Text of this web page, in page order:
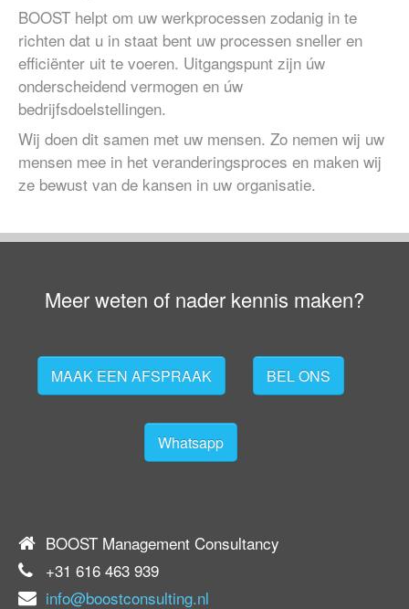
BOOST helpt om uw werkprocessen zodanig in te
richten dat u in staat bent uw processen sneller en
efficiënter uit te voeren. Uitgangspunt zijn úw
onderscheidend vermogen en úw
bedrijfsdoelstellingen.
Wij doen dit samen met uw mensen. Zo nemen wij uw
mensen mee in het veranderingsproces en maken wij
ze bewust van de kansen in uw organisatie.
Meer weten of nader kennis maken?
MAAK EEN AFSPRAAK BEL ONS
Whatsapp
BOOST Management Consultancy
+31 616 463 939
info@boostconsulting.nl